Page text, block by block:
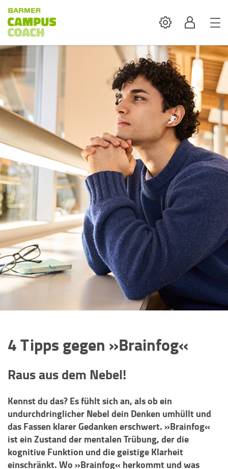
SettingsProfil
4 Tipps gegen »Brainfog«
Raus aus dem Nebel!
Kennst du das? Es fühlt sich an, als ob ein
undurchdringlicher Nebel dein Denken umhüllt und
das Fassen klarer Gedanken erschwert. »Brainfog«
ist ein Zustand der mentalen Trübung, der die
kognitive Funktion und die geistige Klarheit
einschränkt. Wo »Brainfog« herkommt und was